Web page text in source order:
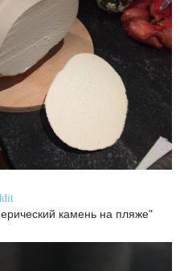
камень на пляже"